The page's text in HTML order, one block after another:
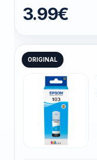
3.99€
ORIGINAL